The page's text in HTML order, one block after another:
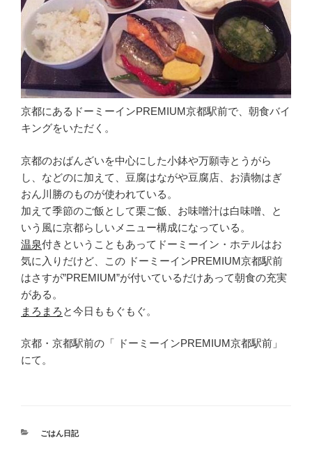
京都にあるドーミーインPREMIUM京都駅前で、朝食バイ
キングをいただく。
京都のおばんざいを中心にした小鉢や万願寺とうがら
し、などのに加えて、豆腐はながや豆腐店、お漬物はぎ
おん川勝のものが使われている。
加えて季節のご飯として栗ご飯、お味噌汁は白味噌、と
いう風に京都らしいメニュー構成になっている。
温泉付きということもあってドーミーイン・ホテルはお
気に入りだけど、この ドーミーインPREMIUM京都駅前
はさすが”PREMIUM”が付いているだけあって朝食の充実
がある。
まろまろ と今日ももぐもぐ。
京都・京都駅前の「 ドーミーインPREMIUM京都駅前」
にて。
カ
ごはん日記